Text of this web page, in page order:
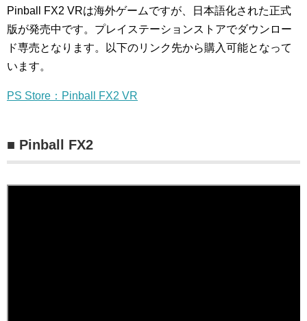
Pinball FX2 VRは海外ゲームですが、日本語化された正式
版が発売中です。プレイステーションストアでダウンロー
ド専売となります。以下のリンク先から購入可能となって
います。
PS Store：Pinball FX2 VR
■ Pinball FX2